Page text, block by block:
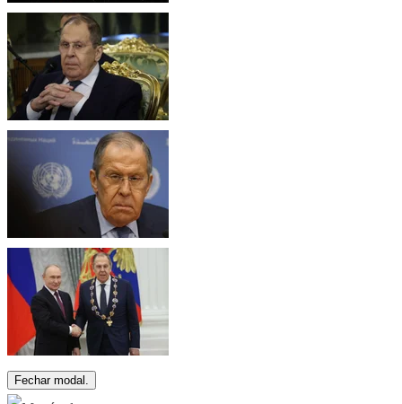
Fechar modal.